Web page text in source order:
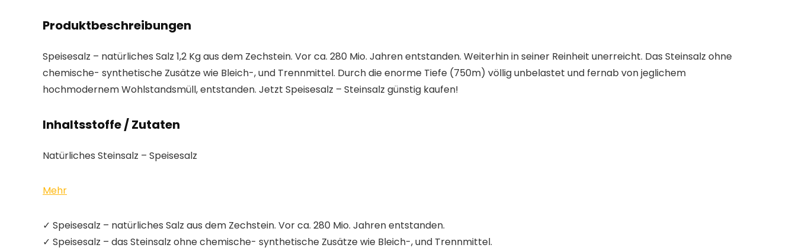
Produktbeschreibungen
Speisesalz – natürliches Salz 1,2 Kg aus dem Zechstein. Vor ca. 280 Mio. Jahren entstanden. Weiterhin in seiner Reinheit unerreicht. Das Steinsalz ohne
chemische- synthetische Zusätze wie Bleich-, und Trennmittel. Durch die enorme Tiefe (750m) völlig unbelastet und fernab von jeglichem
hochmodernem Wohlstandsmüll, entstanden. Jetzt Speisesalz – Steinsalz günstig kaufen!
Inhaltsstoffe / Zutaten
Natürliches Steinsalz – Speisesalz
Mehr
✓ Speisesalz – natürliches Salz aus dem Zechstein. Vor ca. 280 Mio. Jahren entstanden.
✓ Speisesalz – das Steinsalz ohne chemische- synthetische Zusätze wie Bleich-, und Trennmittel.